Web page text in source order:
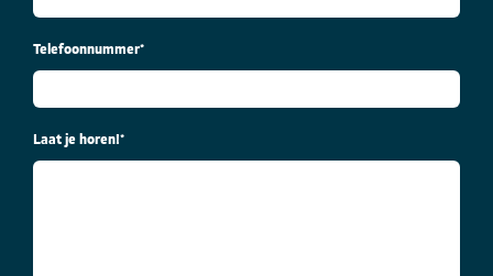
Telefoonnummer*
Laat je horen!*